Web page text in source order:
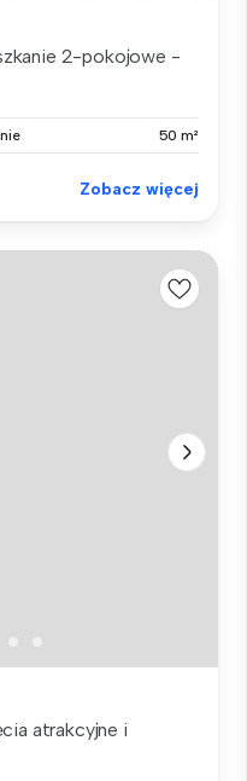
2-pokojowe -
50 m²
Zobacz więcej
atrakcyjne i